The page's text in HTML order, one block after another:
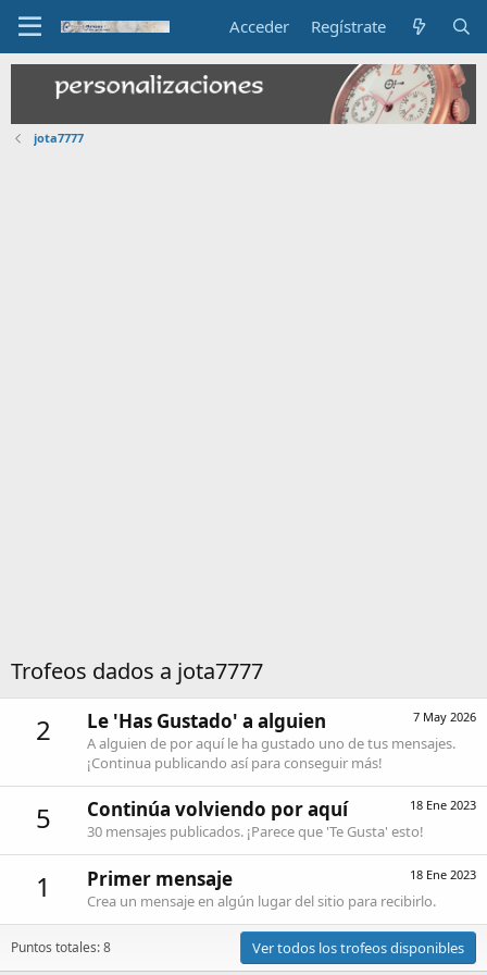
Acceder Regístrate
jota7777
Trofeos dados a jota7777
2 7 May 2026
Le 'Has Gustado' a alguien
A alguien de por aquí le ha gustado uno de tus mensajes.
¡Continua publicando así para conseguir más!
5 18 Ene 2023
Continúa volviendo por aquí
30 mensajes publicados. ¡Parece que 'Te Gusta' esto!
1 18 Ene 2023
Primer mensaje
Crea un mensaje en algún lugar del sitio para recibirlo.
Puntos totales: 8 Ver todos los trofeos disponibles